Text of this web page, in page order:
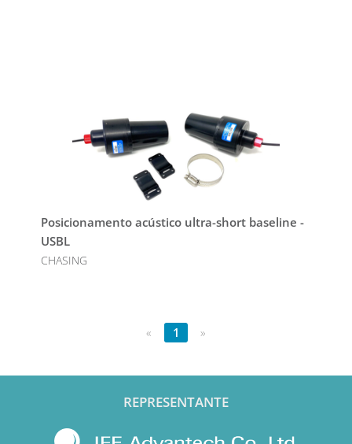
Posicionamento acústico ultra-short baseline -
USBL
CHASING
« 1 »
REPRESENTANTE